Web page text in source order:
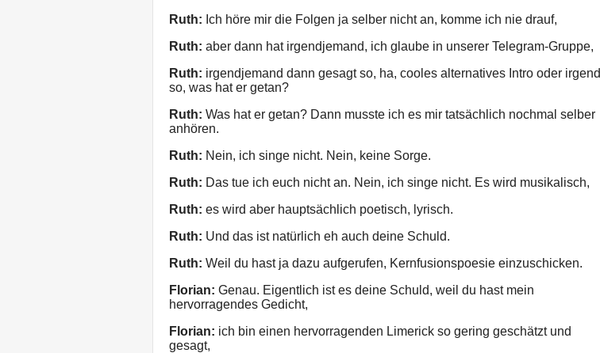
Ruth: Ich höre mir die Folgen ja selber nicht an, komme ich nie drauf,
Ruth: aber dann hat irgendjemand, ich glaube in unserer Telegram-Gruppe,
Ruth: irgendjemand dann gesagt so, ha, cooles alternatives Intro oder irgend
so, was hat er getan?
Ruth: Was hat er getan? Dann musste ich es mir tatsächlich nochmal selber
anhören.
Ruth: Nein, ich singe nicht. Nein, keine Sorge.
Ruth: Das tue ich euch nicht an. Nein, ich singe nicht. Es wird musikalisch,
Ruth: es wird aber hauptsächlich poetisch, lyrisch.
Ruth: Und das ist natürlich eh auch deine Schuld.
Ruth: Weil du hast ja dazu aufgerufen, Kernfusionspoesie einzuschicken.
Florian: Genau. Eigentlich ist es deine Schuld, weil du hast mein
hervorragendes Gedicht,
Florian: ich bin einen hervorragenden Limerick so gering geschätzt und
gesagt,